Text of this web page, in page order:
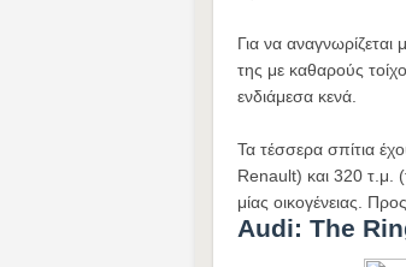
Για να αναγνωρίζεται
της με καθαρούς
ενδιάμεσα κενά.
Τα τέσσερα σπίτια
Renault) και 320 τ.μ.
μίας οικογένειας.
Audi: The